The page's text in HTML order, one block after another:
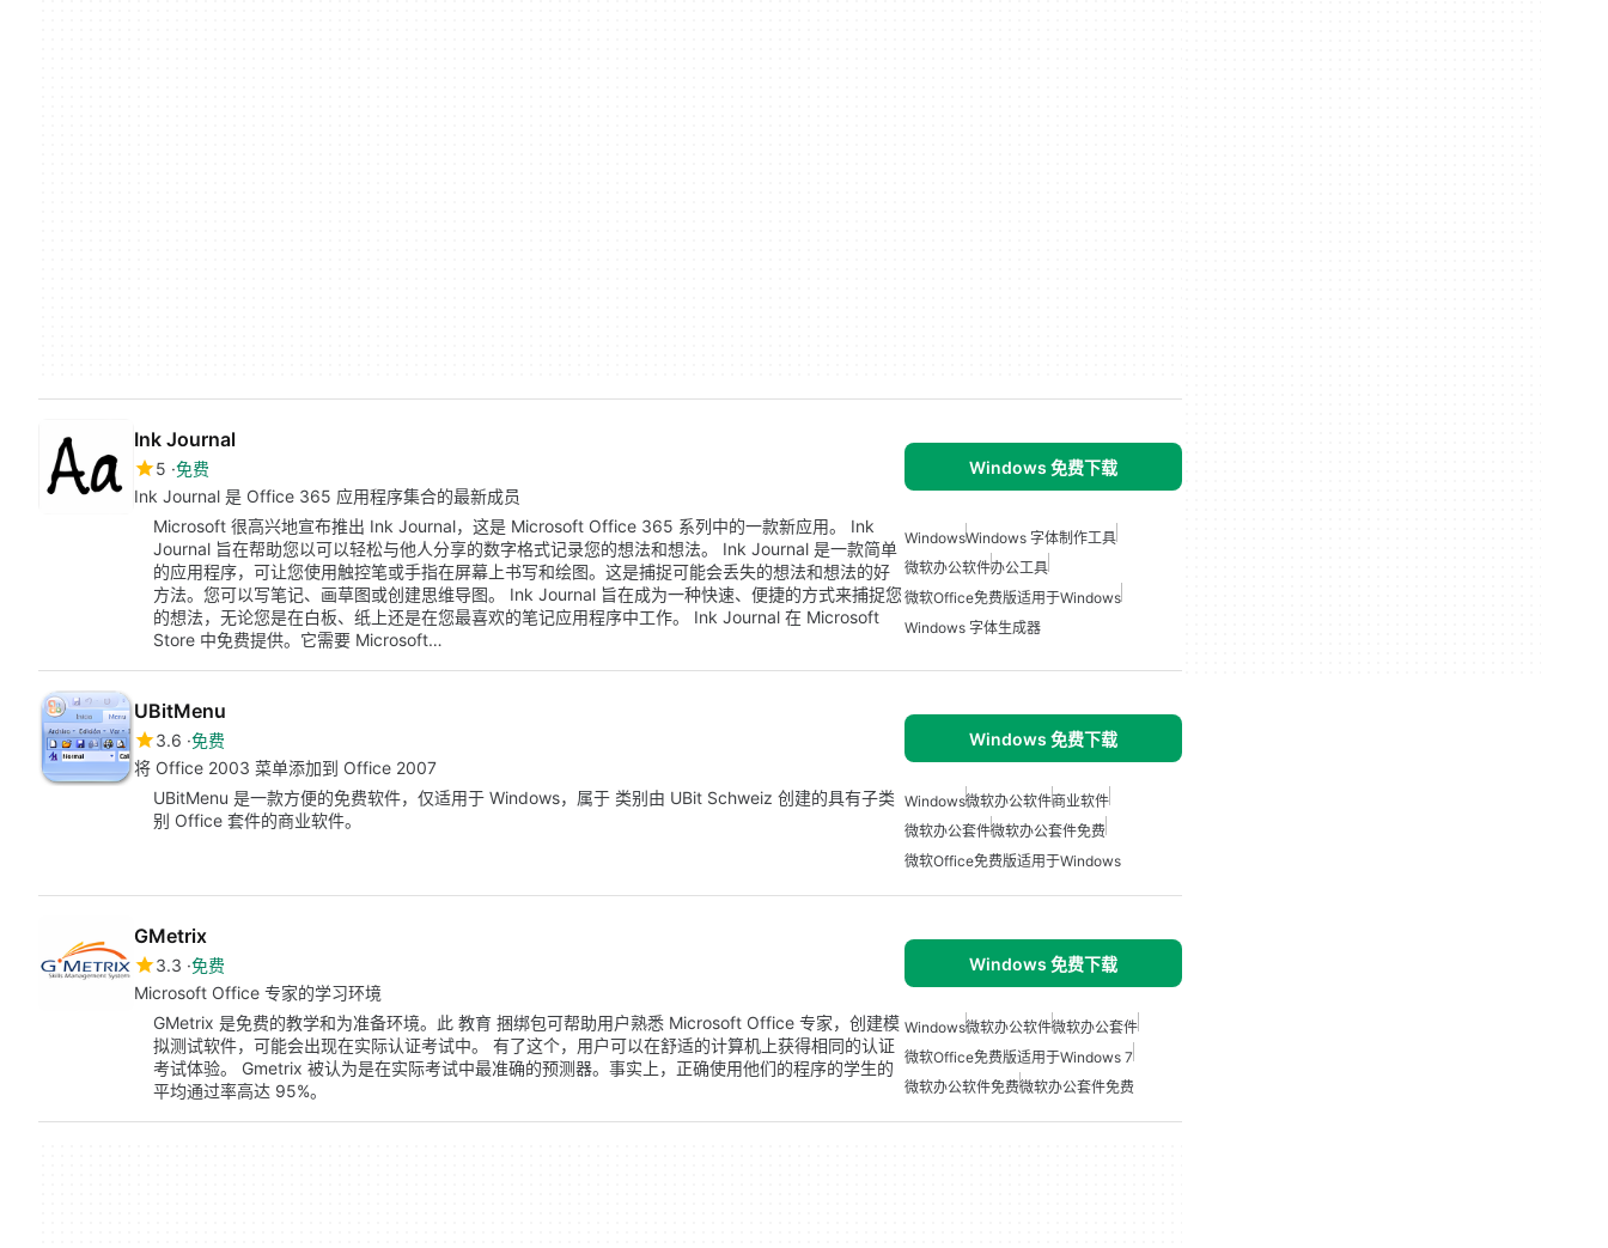
Ink Journal
5 免费
Ink Journal 是 Office 365 应用程序集合的最新成员
Windows 免费下载
Microsoft 很高兴地宣布推出 Ink Journal，这是 Microsoft Office 365 系列中的一款新应用。 Ink
Journal 旨在帮助您以可以轻松与他人分享的数字格式记录您的想法和想法。 Ink Journal 是一款简单
的应用程序，可让您使用触控笔或手指在屏幕上书写和绘图。这是捕捉可能会丢失的想法和想法的好
方法。您可以写笔记、画草图或创建思维导图。 Ink Journal 旨在成为一种快速、便捷的方式来捕捉您
的想法，无论您是在白板、纸上还是在您最喜欢的笔记应用程序中工作。 Ink Journal 在 Microsoft
Store 中免费提供。它需要 Microsoft…
WindowsWindows 字体制作工具
微软办公软件办公工具
微软Office免费版适用于Windows
Windows 字体生成器
UBitMenu
3.6 免费
将 Office 2003 菜单添加到 Office 2007
Windows 免费下载
UBitMenu 是一款方便的免费软件，仅适用于 Windows，属于 类别由 UBit Schweiz 创建的具有子类
别 Office 套件的商业软件。
Windows微软办公软件商业软件
微软办公套件微软办公套件免费
微软Office免费版适用于Windows
GMetrix
3.3 免费
Microsoft Office 专家的学习环境
Windows 免费下载
GMetrix 是免费的教学和为准备环境。此 教育 捆绑包可帮助用户熟悉 Microsoft Office 专家，创建模
拟测试软件，可能会出现在实际认证考试中。 有了这个，用户可以在舒适的计算机上获得相同的认证
考试体验。 Gmetrix 被认为是在实际考试中最准确的预测器。事实上，正确使用他们的程序的学生的
平均通过率高达 95%。
Windows微软办公软件微软办公套件
微软Office免费版适用于Windows 7
微软办公软件免费微软办公套件免费